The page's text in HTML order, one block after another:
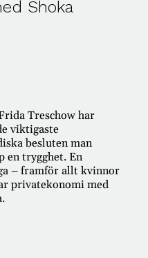
Shoka
Treschow har
viktigaste
besluten man
en trygghet. En
– framför allt kvinnor
privatekonomi med
för pension!
Hallberg